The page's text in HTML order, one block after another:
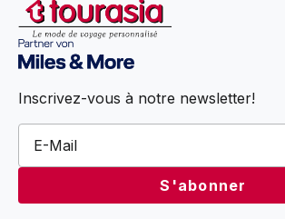
Inscrivez-vous à notre newsletter!